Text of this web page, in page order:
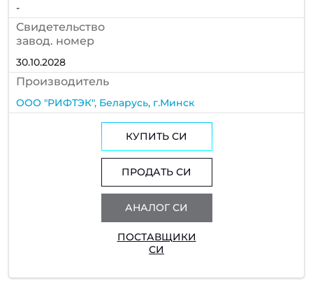
-
Cвидетельство
завод. номер
30.10.2028
Производитель
ООО "РИФТЭК", Беларусь, г.Минск
КУПИТЬ СИ
ПРОДАТЬ СИ
АНАЛОГ СИ
ПОСТАВЩИКИ
СИ